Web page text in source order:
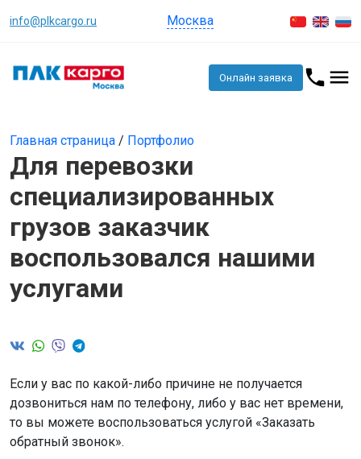
info@plkcargo.ru Москва
Онлайн заявка
Главная страница / Портфолио
Для перевозки
специализированных
грузов заказчик
воспользовался нашими
услугами
Если у вас по какой-либо причине не получается
дозвониться нам по телефону, либо у вас нет времени,
то вы можете воспользоваться услугой «Заказать
обратный звонок».